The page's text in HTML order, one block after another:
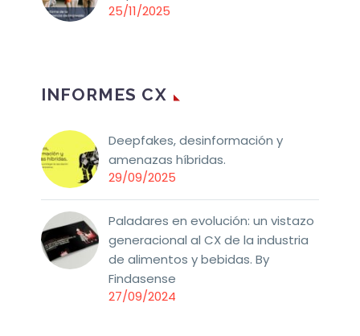
25/11/2025
INFORMES CX
Deepfakes, desinformación y
amenazas híbridas.
29/09/2025
Paladares en evolución: un vistazo
generacional al CX de la industria
de alimentos y bebidas. By
Findasense
27/09/2024